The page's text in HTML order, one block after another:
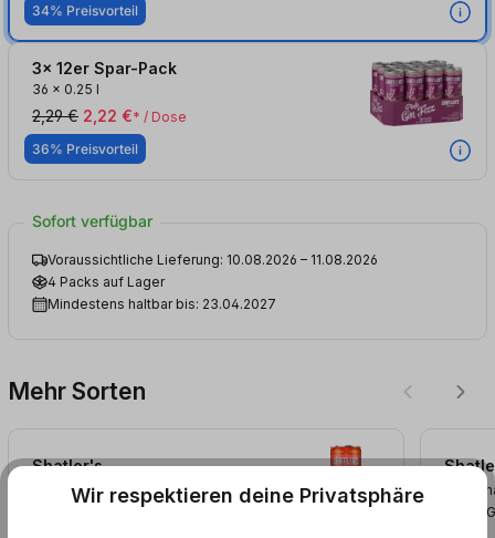
34% Preisvorteil
3x 12er Spar-Pack
36 x 0.25 l
2,29 € 2,22 €* / Dose
36% Preisvorteil
Sofort verfügbar
Voraussichtliche Lieferung: 10.08.2026 – 11.08.2026
4 Packs auf Lager
Mindestens haltbar bis: 23.04.2027
Mehr Sorten
Shatler's
Erdbeer Daiquiri (0,25l)EINWEG
Wir respektieren deine Privatsphäre